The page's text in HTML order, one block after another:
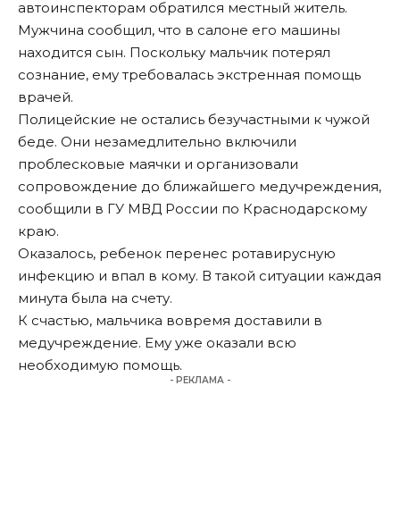
автоинспекторам обратился местный житель.
Мужчина сообщил, что в салоне его машины
находится сын. Поскольку мальчик потерял
сознание, ему требовалась экстренная помощь
врачей.
Полицейские не остались безучастными к чужой
беде. Они незамедлительно включили
проблесковые маячки и организовали
сопровождение до ближайшего медучреждения,
сообщили в ГУ МВД России по Краснодарскому
краю.
Оказалось, ребенок перенес ротавирусную
инфекцию и впал в кому. В такой ситуации каждая
минута была на счету.
К счастью, мальчика вовремя доставили в
медучреждение. Ему уже оказали всю
необходимую помощь.
- РЕКЛАМА -